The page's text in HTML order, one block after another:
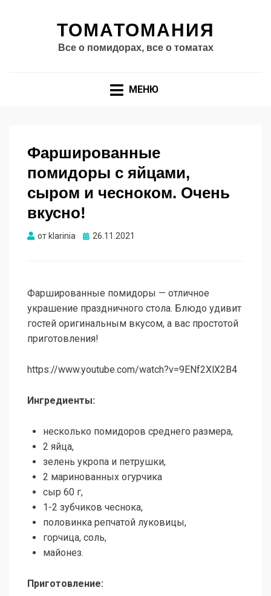
ТОМАТОМАНИЯ
Все о помидорах, все о томатах
МЕНЮ
Фаршированные
помидоры с яйцами,
сыром и чесноком. Очень
вкусно!
от klarinia Опубликовано
26.11.2021
Фаршированные помидоры — отличное
украшение праздничного стола. Блюдо удивит
гостей оригинальным вкусом, а вас простотой
приготовления!
https://www.youtube.com/watch?v=9ENf2XlX2B4
Ингредиенты:
несколько помидоров среднего размера,
2 яйца,
зелень укропа и петрушки,
2 маринованных огурчика
сыр 60 г,
1-2 зубчиков чеснока,
половинка репчатой луковицы,
горчица, соль,
майонез.
Приготовление: